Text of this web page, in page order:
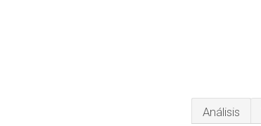
Análisis